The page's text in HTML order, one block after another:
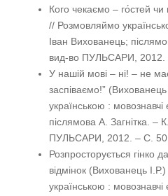
Кого чекаємо – го́стей чи
// Розмовляймо
Іван Вихованець;
вид-во ПУЛЬСАРИ, 2012.
У нашій мові – ні! – не
заспіваємо!”
українською :
післямова А. Загнітка. –
ПУЛЬСАРИ, 2012. – С.
Розпросторується гінко
відмінок (Вихованець
українською :